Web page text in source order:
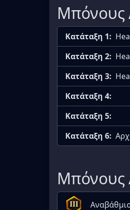
Μπόνους
Κατάταξη 1:
Κατάταξη 2:
Κατάταξη 3:
Κατάταξη 4:
Κατάταξη 5:
Κατάταξη 6:
Μπόνους
III